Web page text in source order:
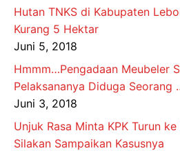
Hutan TNKS di Kabupaten
Kurang 5 Hektar
Juni 5, 2018
Hmmm…Pengadaan Meubeler
Pelaksananya Diduga Seorang
Juni 3, 2018
Unjuk Rasa Minta KPK Turun ke
Silakan Sampaikan Kasusnya